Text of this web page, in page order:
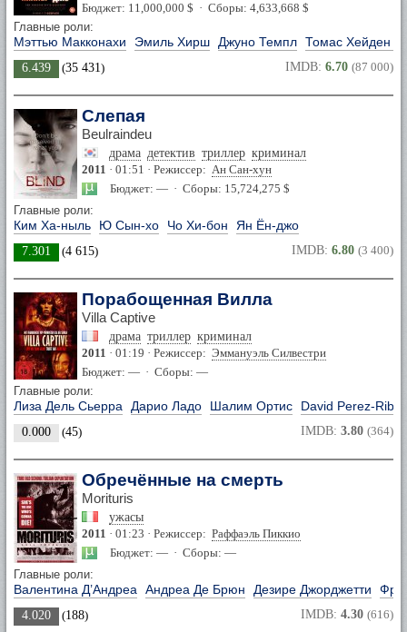
Бюджет: 11,000,000 $ · Сборы: 4,633,668 $
Главные роли:
Мэттью Макконахи Эмиль Хирш Джуно Темпл Томас Хейден
6.439 (35 431) IMDB: 6.70 (87 000)
Слепая
Beulraindeu
драма детектив триллер криминал
2011 · 01:51 · Режиссер: Ан Сан-хун
Бюджет: — · Сборы: 15,724,275 $
Главные роли:
Ким Ха-ныль Ю Сын-хо Чо Хи-бон Ян Ён-джо
7.301 (4 615) IMDB: 6.80 (3 400)
Порабощенная Вилла
Villa Captive
драма триллер криминал
2011 · 01:19 · Режиссер: Эммануэль Силвестри
Бюджет: — · Сборы: —
Главные роли:
Лиза Дель Сьерра Дарио Ладо Шалим Ортис David Perez-
0.000 (45) IMDB: 3.80 (364)
Обречённые на смерть
Morituris
ужасы
2011 · 01:23 · Режиссер: Раффаэль Пиккио
Бюджет: — · Сборы: —
Главные роли:
Валентина Д’Андреа Андреа Де Брюн Дезире Джорджетти
4.020 (188) IMDB: 4.30 (616)